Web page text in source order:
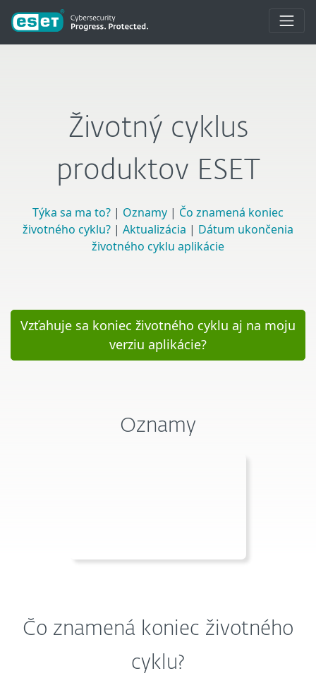
Životný cyklus
produktov ESET
Týka sa ma to? | Oznamy | Čo znamená koniec
životného cyklu? | Aktualizácia | Dátum ukončenia
životného cyklu aplikácie
Vzťahuje sa koniec životného cyklu aj na moju
verziu aplikácie?
Oznamy
Čo znamená koniec životného
cyklu?